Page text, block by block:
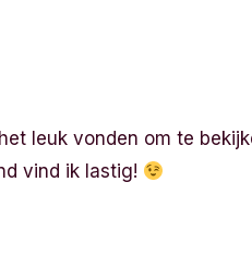
leuk vonden om te
vind ik lastig!